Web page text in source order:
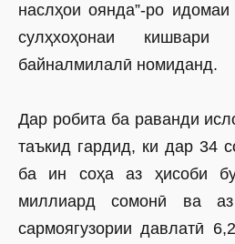
наслҳои оянда”-ро
сулҳхоҳонаи
байналмилалӣ номиданд.
Дар робита ба раванди
таъкид гардид, ки дар 34
ба ин соҳа аз ҳисоби
миллиард сомонӣ ва аз
сармоягузории давлатӣ